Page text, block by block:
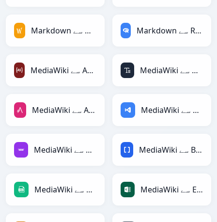
Markdown سے MediaWiki Markdown سے RDataFrame
MediaWiki سے ActionScript MediaWiki سے ASCII
MediaWiki سے AsciiDoc MediaWiki سے ASP
MediaWiki سے Avro MediaWiki سے BBCode
MediaWiki سے CSV MediaWiki سے Excel